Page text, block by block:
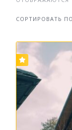
СОРТИРОВАТЬ ПО